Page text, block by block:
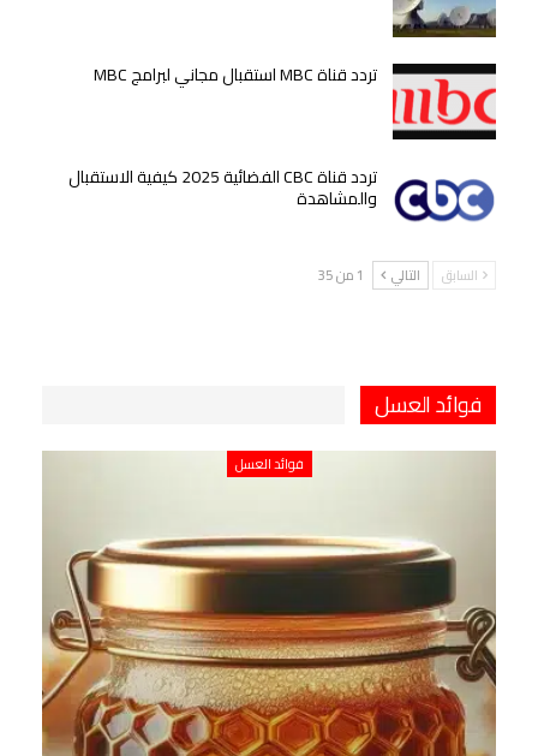
تردد قناة MBC استقبال مجاني لبرامج MBC
تردد قناة CBC الفضائية 2025 كيفية الاستقبال
والمشاهدة
السابق التالي 1 من 35
فوائد العسل
فوائد العسل